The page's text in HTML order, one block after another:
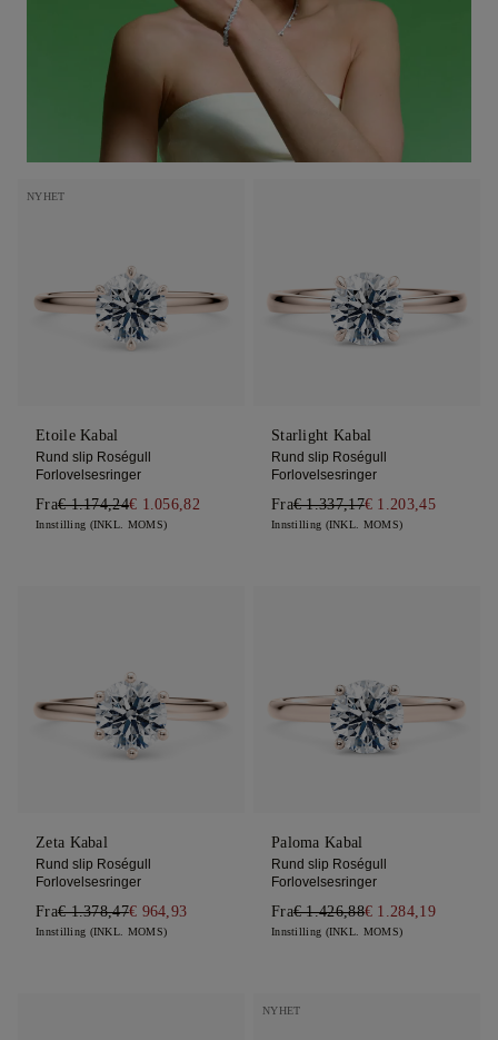
NYHET
Etoile Kabal
Rund slip Roségull
Forlovelsesringer
Fra€ 1.174,24€ 1.056,82
Innstilling (INKL. MOMS)
Starlight Kabal
Rund slip Roségull
Forlovelsesringer
Fra€ 1.337,17€ 1.203,45
Innstilling (INKL. MOMS)
Zeta Kabal
Rund slip Roségull
Forlovelsesringer
Fra€ 1.378,47€ 964,93
Innstilling (INKL. MOMS)
Paloma Kabal
Rund slip Roségull
Forlovelsesringer
Fra€ 1.426,88€ 1.284,19
Innstilling (INKL. MOMS)
NYHET